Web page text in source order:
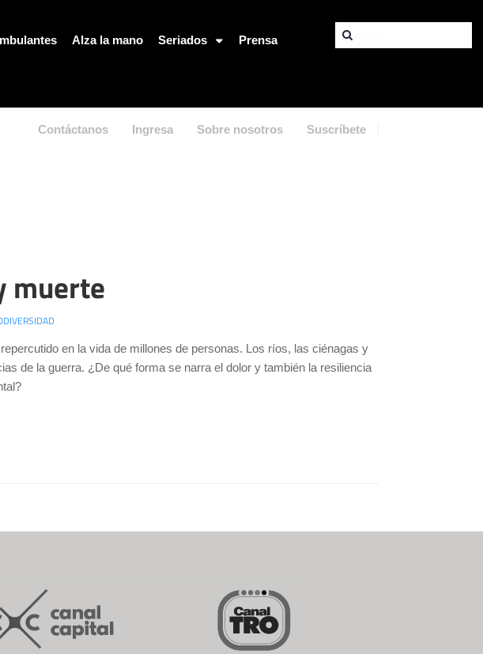
Alza la mano Seriados Prensa
Contáctanos Ingresa Sobre nosotros Suscríbete
muerte
en la vida de millones de personas. Los ríos, las ciénagas y
de la guerra. ¿De qué forma se narra el dolor y también la resiliencia